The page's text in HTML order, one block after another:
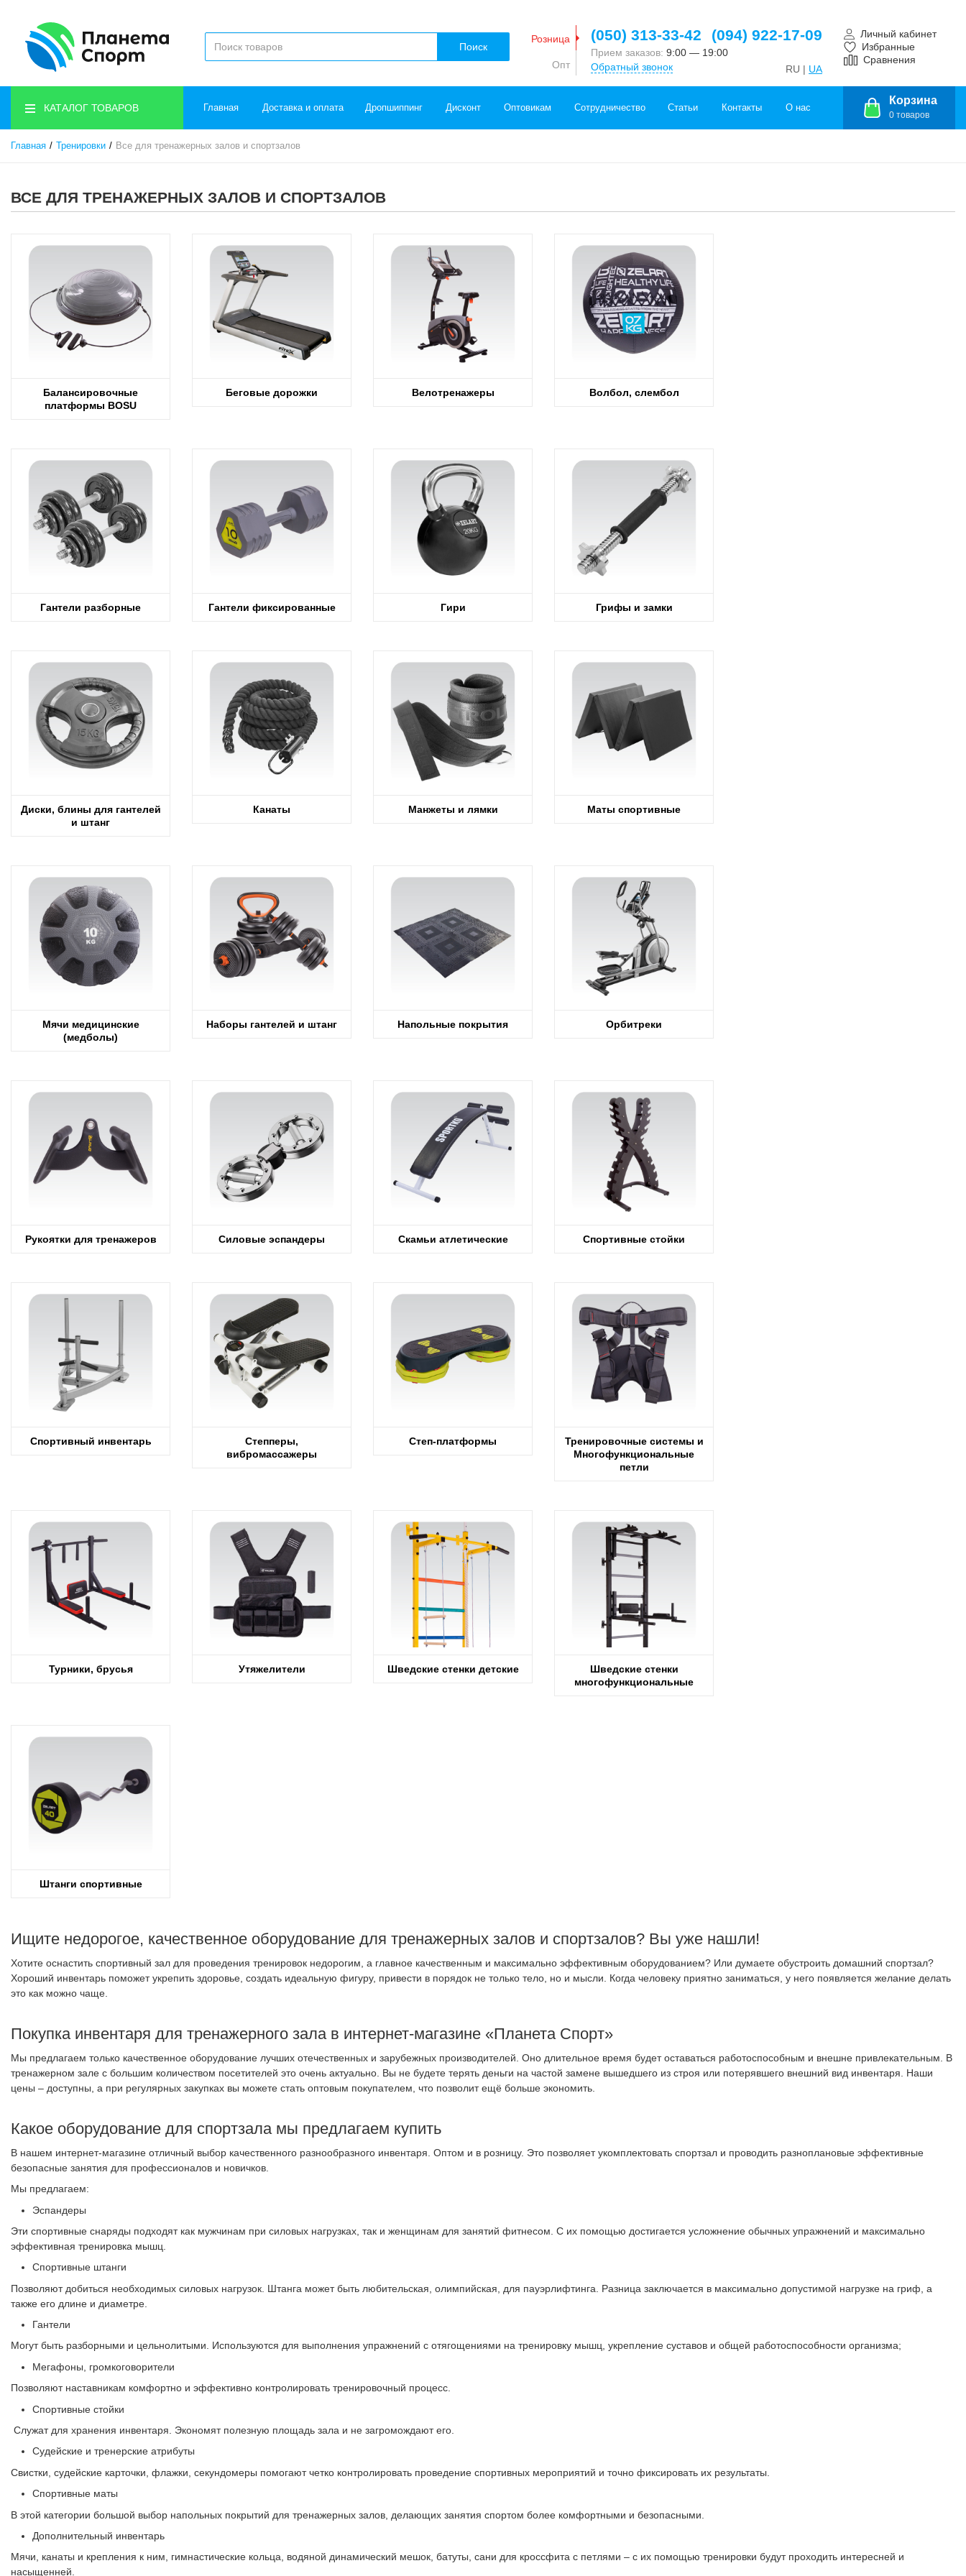
Поиск
Розница
Опт
(050) 313-33-42 (094) 922-17-09
Прием заказов: 9:00 — 19:00
Обратный звонок
RU | UA
Личный кабинет
Избранные
Сравнения
КАТАЛОГ ТОВАРОВ Главная Доставка и оплата Дропшиппинг Дисконт Оптовикам Сотрудничество Статьи Контакты О нас
Корзина
0 товаров
Главная Тренировки Все для тренажерных залов и спортзалов
ВСЕ ДЛЯ ТРЕНАЖЕРНЫХ ЗАЛОВ И СПОРТЗАЛОВ
Балансировочные
платформы BOSU
Беговые дорожки Велотренажеры Волбол, слембол
Гантели разборные Гантели фиксированные Гири Грифы и замки
Диски, блины для гантелей
и штанг
Канаты Манжеты и лямки Маты спортивные
Мячи медицинские
(медболы)
Наборы гантелей и штанг Напольные покрытия Орбитреки
Рукоятки для тренажеров Силовые эспандеры Скамьи атлетические Спортивные стойки
Спортивный инвентарь
Степперы,
вибромассажеры
Степ-платформы
Тренировочные системы и
Многофункциональные
петли
Турники, брусья Утяжелители Шведские стенки детские
Шведские стенки
многофункциональные
Штанги спортивные
Ищите недорогое, качественное оборудование для тренажерных залов и спортзалов? Вы уже нашли!
Хотите оснастить спортивный зал для проведения тренировок недорогим, а главное качественным и максимально эффективным оборудованием? Или думаете обустроить домашний спортзал?
Хороший инвентарь поможет укрепить здоровье, создать идеальную фигуру, привести в порядок не только тело, но и мысли. Когда человеку приятно заниматься, у него появляется желание делать
это как можно чаще.
Покупка инвентаря для тренажерного зала в интернет-магазине «Планета Спорт»
Мы предлагаем только качественное оборудование лучших отечественных и зарубежных производителей. Оно длительное время будет оставаться работоспособным и внешне привлекательным. В
тренажерном зале с большим количеством посетителей это очень актуально. Вы не будете терять деньги на частой замене вышедшего из строя или потерявшего внешний вид инвентаря. Наши
цены – доступны, а при регулярных закупках вы можете стать оптовым покупателем, что позволит ещё больше экономить.
Какое оборудование для спортзала мы предлагаем купить
В нашем интернет-магазине отличный выбор качественного разнообразного инвентаря. Оптом и в розницу. Это позволяет укомплектовать спортзал и проводить разноплановые эффективные
безопасные занятия для профессионалов и новичков.
Мы предлагаем:
Эспандеры
Эти спортивные снаряды подходят как мужчинам при силовых нагрузках, так и женщинам для занятий фитнесом. С их помощью достигается усложнение обычных упражнений и максимально
эффективная тренировка мышц.
Спортивные штанги
Позволяют добиться необходимых силовых нагрузок. Штанга может быть любительская, олимпийская, для пауэрлифтинга. Разница заключается в максимально допустимой нагрузке на гриф, а
также его длине и диаметре.
Гантели
Могут быть разборными и цельнолитыми. Используются для выполнения упражнений с отягощениями на тренировку мышц, укрепление суставов и общей работоспособности организма;
Мегафоны, громкоговорители
Позволяют наставникам комфортно и эффективно контролировать тренировочный процесс.
Спортивные стойки
Служат для хранения инвентаря. Экономят полезную площадь зала и не загромождают его.
Судейские и тренерские атрибуты
Свистки, судейские карточки, флажки, секундомеры помогают четко контролировать проведение спортивных мероприятий и точно фиксировать их результаты.
Спортивные маты
В этой категории большой выбор напольных покрытий для тренажерных залов, делающих занятия спортом более комфортными и безопасными.
Дополнительный инвентарь
Мячи, канаты и крепления к ним, гимнастические кольца, водяной динамический мешок, батуты, сани для кроссфита с петлями – с их помощью тренировки будут проходить интересней и
насыщенней.